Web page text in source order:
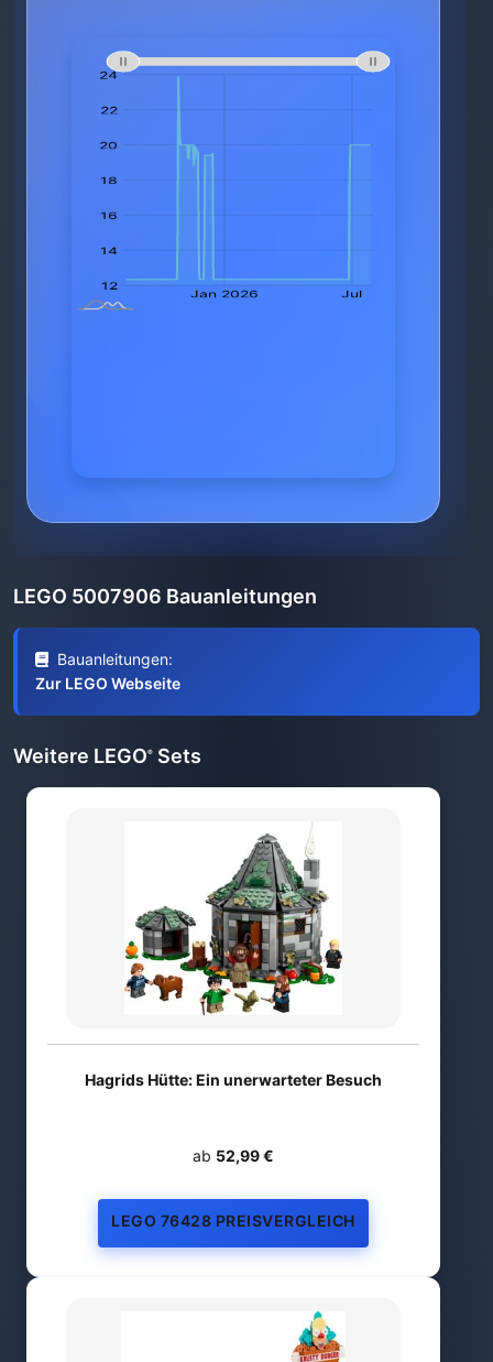
LEGO 5007906 Bauanleitungen
Bauanleitungen:
Zur LEGO Webseite
Weitere LEGO® Sets
Hagrids Hütte: Ein unerwarteter Besuch
ab 52,99 €
LEGO 76428 PREISVERGLEICH